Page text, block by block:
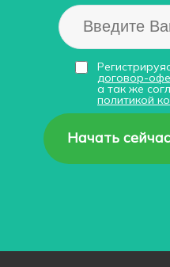
договор-
а так же
политикой
Начать